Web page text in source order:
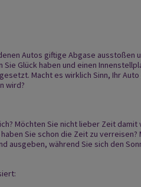
Autos giftige Abgase ausstoßen
Glück haben und einen
Macht es wirklich Sinn, Ihr
wird?
Möchten Sie nicht lieber Zeit
Sie schon die Zeit zu
ausgeben, während Sie sich den